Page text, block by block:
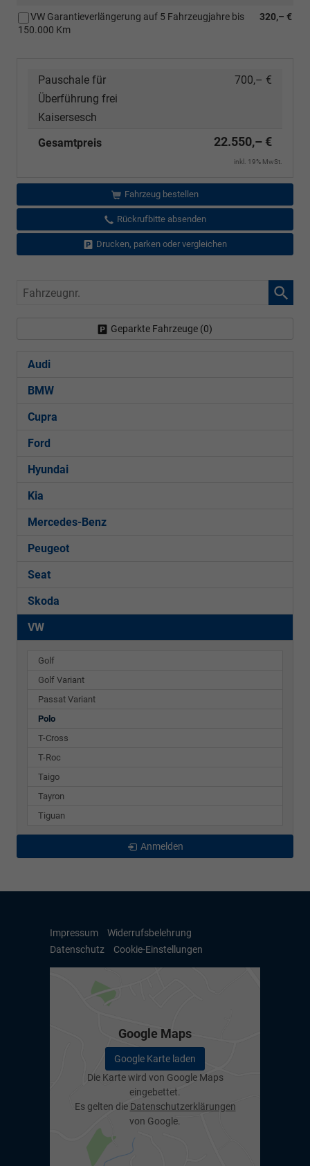
320,– €
VW Garantieverlängerung auf 5 Fahrzeugjahre bis
150.000 Km
Pauschale für
Überführung frei
Kaisersesch
700,– €
Gesamtpreis 22.550,– €
inkl. 19% MwSt.
Fahrzeug bestellen
Rückrufbitte absenden
Drucken, parken oder vergleichen
Fahrzeugnr.
Geparkte Fahrzeuge (0)
Audi
BMW
Cupra
Ford
Hyundai
Kia
Mercedes-Benz
Peugeot
Seat
Skoda
VW
Golf
Golf Variant
Passat Variant
Polo
T-Cross
T-Roc
Taigo
Tayron
Tiguan
Anmelden
Impressum
Widerrufsbelehrung
Datenschutz
Cookie-Einstellungen
Google Maps
Google Karte laden
Die Karte wird von Google Maps
eingebettet.
Es gelten die Datenschutzerklärungen
von Google.